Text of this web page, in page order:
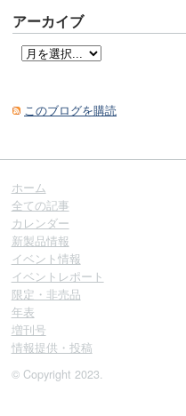
アーカイブ
このブログを購読
ホーム
全ての記事
カレンダー
新製品情報
イベント情報
イベントレポート
限定・非売品
年表
増刊号
情報提供・投稿
© Copyright 2023.